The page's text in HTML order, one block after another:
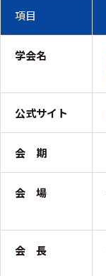
刺激装置
レシーバ
項目
学会名
公式サイト
会 期
会 場
会 長